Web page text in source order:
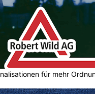
für mehr